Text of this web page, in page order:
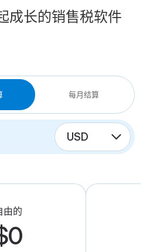
成长的销售税软件
每月结算
由的
0